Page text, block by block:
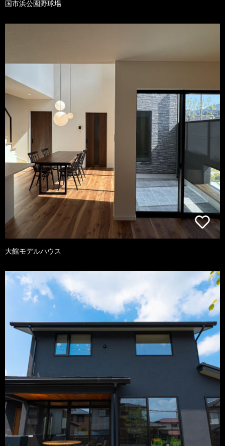
国市浜公園野球場
大館モデルハウス